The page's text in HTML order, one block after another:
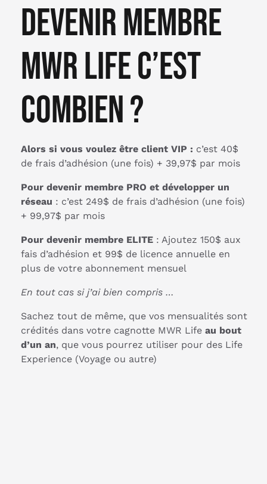
Devenir membre
MWR Life c’est
combien ?
Alors si vous voulez être client VIP : c’est 40$
de frais d’adhésion (une fois) + 39,97$ par mois
Pour devenir membre PRO et développer un
réseau : c’est 249$ de frais d’adhésion (une fois)
+ 99,97$ par mois
Pour devenir membre ELITE : Ajoutez 150$ aux
fais d’adhésion et 99$ de licence annuelle en
plus de votre abonnement mensuel
En tout cas si j’ai bien compris …
Sachez tout de même, que vos mensualités sont
crédités dans votre cagnotte MWR Life au bout
d’un an, que vous pourrez utiliser pour des Life
Experience (Voyage ou autre)